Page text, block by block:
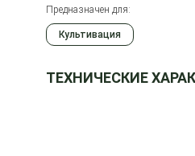
Предназначен для:
Культивация
ТЕХНИЧЕСКИЕ